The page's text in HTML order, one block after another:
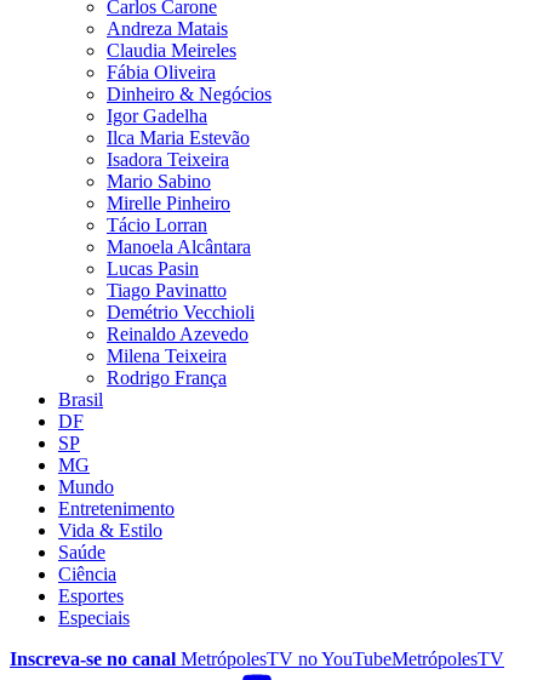
Carlos Carone
Andreza Matais
Claudia Meireles
Fábia Oliveira
Dinheiro & Negócios
Igor Gadelha
Ilca Maria Estevão
Isadora Teixeira
Mario Sabino
Mirelle Pinheiro
Tácio Lorran
Manoela Alcântara
Lucas Pasin
Tiago Pavinatto
Demétrio Vecchioli
Reinaldo Azevedo
Milena Teixeira
Rodrigo França
Brasil
DF
SP
MG
Mundo
Entretenimento
Vida & Estilo
Saúde
Ciência
Esportes
Especiais
Inscreva-se no canal MetrópolesTV noYouTubeMetrópolesTV